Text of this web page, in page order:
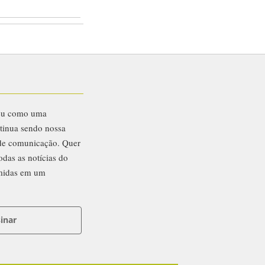
como uma
sendo nossa
comunicação. Quer
as notícias do
em um